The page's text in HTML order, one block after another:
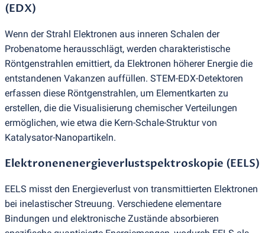
(EDX)
Wenn der Strahl Elektronen aus inneren Schalen der
Probenatome herausschlägt, werden charakteristische
Röntgenstrahlen emittiert, da Elektronen höherer Energie die
entstandenen Vakanzen auffüllen. STEM-EDX-Detektoren
erfassen diese Röntgenstrahlen, um Elementkarten zu
erstellen, die die Visualisierung chemischer Verteilungen
ermöglichen, wie etwa die Kern-Schale-Struktur von
Katalysator-Nanopartikeln.
Elektronenenergieverlustspektroskopie (EELS)
EELS misst den Energieverlust von transmittierten Elektronen
bei inelastischer Streuung. Verschiedene elementare
Bindungen und elektronische Zustände absorbieren